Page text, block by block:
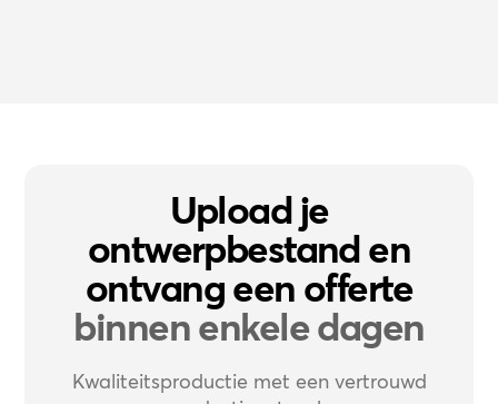
Upload je
ontwerpbestand en
ontvang een offerte
binnen enkele dagen
Kwaliteitsproductie met een vertrouwd